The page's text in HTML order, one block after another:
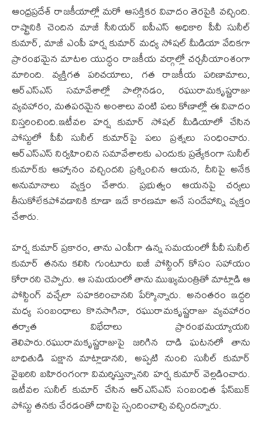
ఆంధ్రప్రదేశ్ రాజకీయాల్లో మరో ఆసక్తికర వివాదం తెరపైకి వచ్చింది.
రాష్ట్రానికి చెందిన మాజీ సీనియర్ ఐపీఎస్ అధికారి పీవీ సునీల్
కుమార్, మాజీ ఎంపీ హర్ష కుమార్ మధ్య సోషల్ మీడియా వేదికగా
ప్రారంభమైన మాటల యుద్ధం రాజకీయ వర్గాల్లో చర్చనీయాంశంగా
మారింది. వ్యక్తిగత పరిచయాలు, గత రాజకీయ పరిణామాలు,
ఆర్ఎస్ఎస్ సమావేశాల్లో పాల్గొనడం, రఘురామకృష్ణరాజు
వ్యవహారం, మతపరమైన అంశాలు వంటి పలు కోణాల్లో ఈ వివాదం
విస్తరించింది.ఇటీవల హర్ష కుమార్ సోషల్ మీడియాలో చేసిన
పోస్టులో పీవీ సునీల్ కుమార్‌పై పలు ప్రశ్నలు సంధించారు.
ఆర్ఎస్ఎస్ నిర్వహించిన సమావేశాలకు ఎందుకు ప్రత్యేకంగా సునీల్
కుమార్‌కు ఆహ్వానం వచ్చిందని ప్రశ్నించిన ఆయన, దీనిపై అనేక
అనుమానాలు వ్యక్తం చేశారు. ప్రభుత్వం ఆయనపై చర్యలు
తీసుకోలేకపోవడానికి కూడా ఇదే కారణమా అనే సందేహాన్ని వ్యక్తం
చేశారు.
హర్ష కుమార్ ప్రకారం, తాను ఎంపీగా ఉన్న సమయంలో పీవీ సునీల్
కుమార్ తనను కలిసి గుంటూరు ఐజీ పోస్టింగ్ కోసం సహాయం
కోరారని చెప్పారు. ఆ సమయంలో తాను ముఖ్యమంత్రితో మాట్లాడి ఆ
పోస్టింగ్ వచ్చేలా సహకరించానని పేర్కొన్నారు. అనంతరం ఇద్దరి
మధ్య సంబంధాలు కొనసాగినా, రఘురామకృష్ణరాజు వ్యవహారం
తర్వాత విభేదాలు ప్రారంభమయ్యాయని
తెలిపారు.రఘురామకృష్ణరాజుపై జరిగిన దాడి ఘటనలో తాను
బాధితుడి పక్షాన మాట్లాడానని, అప్పటి నుంచి సునీల్ కుమార్
వైఖరిని బహిరంగంగా విమర్శిస్తున్నానని హర్ష కుమార్ వెల్లడించారు.
ఇటీవల సునీల్ కుమార్ చేసిన ఆర్ఎస్ఎస్ సంబంధిత ఫేస్‌బుక్
పోస్టు తనకు చేరడంతో దానిపై స్పందించాల్సి వచ్చిందన్నారు.